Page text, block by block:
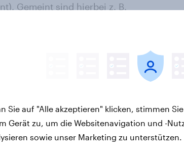
Gemeint sind hierbei z. B.
Diese Tendenz trifft
zu: 29 Prozent der Lebensmittel-Online-
täglichen Bedarf, in der
In Fachgeschäften (z.B. Apotheke,
Lebensmittel-Online-Shopper ihre
Gesamtbevölkerung). Lediglich im
häufiger ein (87 Prozent) als die
Prozent).
Sie auf "Alle akzeptieren" klicken, stimmen
Gerät zu, um die Websitenavigation und -
sowie unser Marketing zu unterstützen.